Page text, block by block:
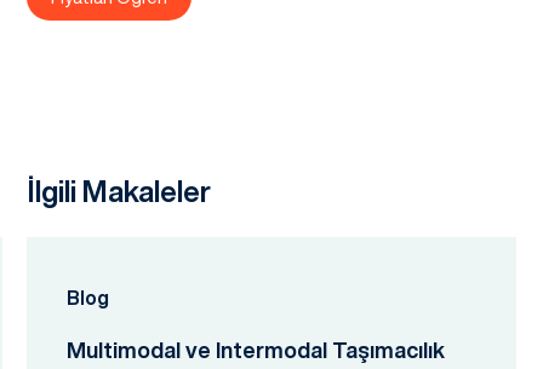
İlgili Makaleler
Blog
Multimodal ve Intermodal Taşımacılık